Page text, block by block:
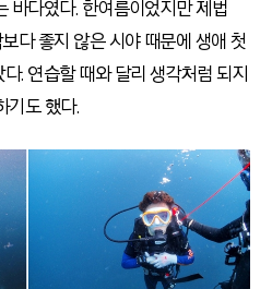
바다였다. 한여름이었지만 제법
다 좋지 않은 시야 때문에 생애 첫
. 연습할 때와 달리 생각처럼 되지
기도 했다.